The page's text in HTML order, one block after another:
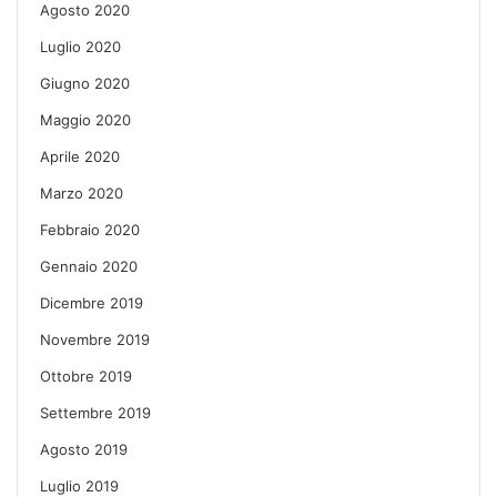
Agosto 2020
Luglio 2020
Giugno 2020
Maggio 2020
Aprile 2020
Marzo 2020
Febbraio 2020
Gennaio 2020
Dicembre 2019
Novembre 2019
Ottobre 2019
Settembre 2019
Agosto 2019
Luglio 2019